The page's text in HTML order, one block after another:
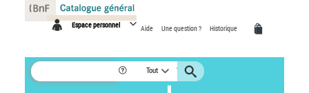
Espace personnel Aide Une question ? Historique
Tout
Panneau de gestion des cookies